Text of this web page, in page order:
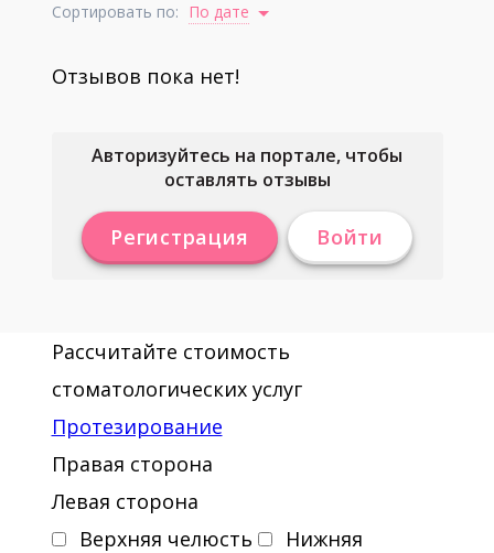
Сортировать по: По дате
Отзывов пока нет!
Авторизуйтесь на портале, чтобы
оставлять отзывы
Регистрация Войти
Рассчитайте стоимость
стоматологических услуг
Протезирование
Правая сторона
Левая сторона
Верхняя челюсть
Нижняя